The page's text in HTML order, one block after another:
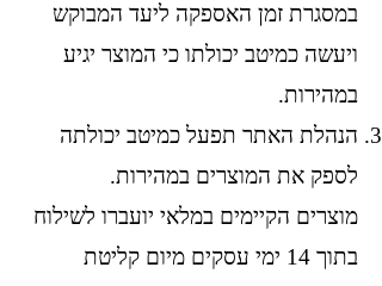
במסגרת זמן האספקה ליעד המבוקש
ויעשה כמיטב יכולתו כי המוצר יגיע
במהירות.
הנהלת האתר תפעל כמיטב יכולתה
לספק את המוצרים במהירות.
מוצרים הקיימים במלאי יועברו לשילוח
בתוך 14 ימי עסקים מיום קליטת